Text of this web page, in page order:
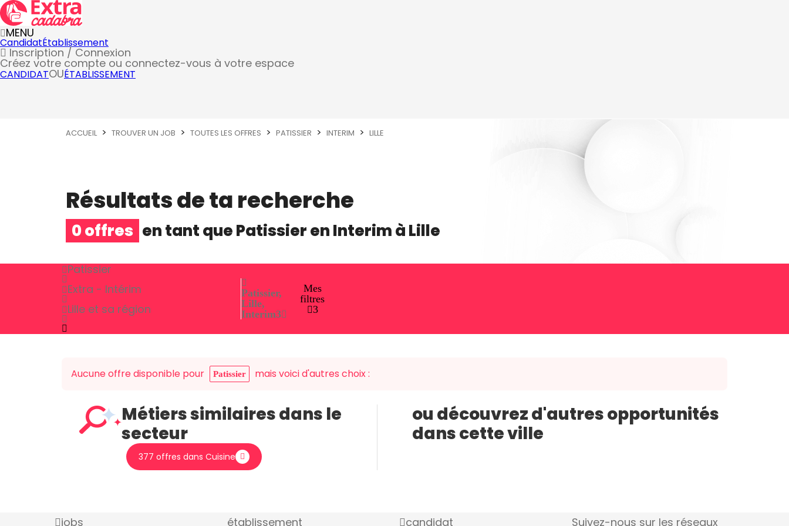
MENU
CandidatÉtablissement
Inscription / Connexion
Créez votre compte ou connectez-vous à votre espace
CANDIDATOUÉTABLISSEMENT
ACCUEIL TROUVER UN JOB TOUTES LES OFFRES PATISSIER INTERIM LILLE
Résultats de ta recherche
0 offres en tant quePatissierenInterimàLille
Patissier
Extra - Intérim
Lille et sa région
Patissier,
Lille,
Interim3
Mes
filtres
3
Aucune offre disponible pour Patissier mais voici d'autres choix :
Métiers similaires dans le
secteur
377 offres dans Cuisine
ou découvrez d'autres opportunités
dans cette ville
jobs établissement candidat Suivez-nous sur les réseaux